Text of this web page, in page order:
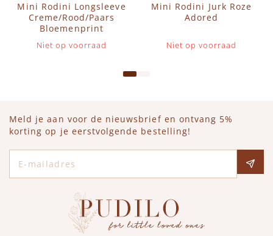
Mini Rodini Longsleeve
Creme/Rood/Paars
Bloemenprint
Niet op voorraad
Mini Rodini Jurk Roze
Adored
Niet op voorraad
Meld je aan voor de nieuwsbrief en ontvang 5%
korting op je eerstvolgende bestelling!